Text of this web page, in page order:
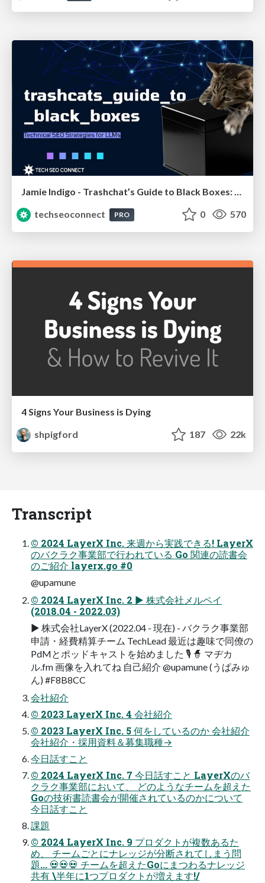
Jamie Indigo - Trashchat’s Guide to Black Boxes: Technical SEO Tactics for LLMs
techseoconnect
PRO 0 570
4 Signs Your Business is Dying
shpigford
187 22k
Transcript
© 2024 LayerX Inc. 来週から実践できる! LayerX
のバクラク事業部で行われている Go 関連の読書会
のご紹介 layerx.go #0
@upamune
© 2024 LayerX Inc. 2 ▶ 株式会社メルペイ
(2018.04 - 2022.03)
▶ 株式会社LayerX (2022.04 - 現在) - バクラク事業部
申請・経費精算チーム TechLead 最近は趣味で同僚の
PdMとポッドキャストを始めました 🎙 🧙 マヂカ
ル.fm 画像を入れてね 自己紹介 @upamune (うぱみゅ
ん) #F8B8CC
会社紹介
© 2023 LayerX Inc. 4 会社紹介
© 2023 LayerX Inc. 5 何をしているのか 会社紹介
会社紹介・採用資料＆募集職種→
今日話すこと
© 2024 LayerX Inc. 7 今日話すこと LayerXのバ
クラク事業部において、 どのようなチームを超えた
Goの技術書読書会が開催されているのかについて
今日話すこと
課題
© 2024 LayerX Inc. 9 プロダクトが複数あるた
め、 チームごとにナレッジが分断されてしまう問
題... 💀💀💀 チームを超えたGoにまつわるナレッジ
共有 \半年に1つプロダクトが増えます!/